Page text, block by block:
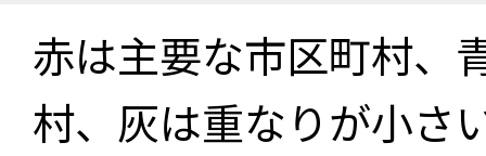
赤は主要な市区町村、
村、灰は重なりが小さ